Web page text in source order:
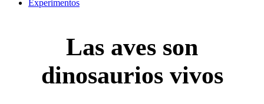
Experimentos
Las aves son
dinosaurios vivos